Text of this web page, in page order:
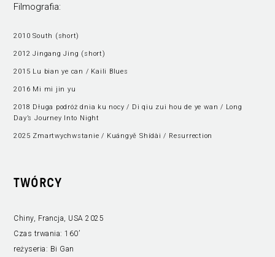
TWÓRCY
Chiny, Francja, USA 2025
Czas trwania: 160’
reżyseria: Bi Gan
Filmografia:
2010 South (short)
2012 Jingang Jing (short)
2015 Lu bian ye can / Kaili Blues
2016 Mi mi jin yu
2018 Długa podróż dnia ku nocy / Di qiu zui hou de ye wan / Long
Day’s Journey Into Night
2025 Zmartwychwstanie / Kuángyě Shídài / Resurrection